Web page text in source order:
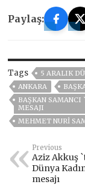
Paylaş:
Tags 5 ARALIK
ANKARA
BAŞKAN SAMANCI
MESAJI
MEHMET NURİ
Previous
Aziz Akkuş
Dünya
mesajı